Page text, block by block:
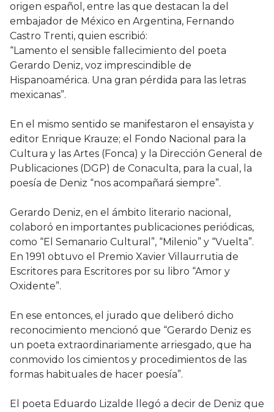
origen español, entre las que destacan la del
embajador de México en Argentina, Fernando
Castro Trenti, quien escribió:
“Lamento el sensible fallecimiento del poeta
Gerardo Deniz, voz imprescindible de
Hispanoamérica. Una gran pérdida para las letras
mexicanas”.
En el mismo sentido se manifestaron el ensayista y
editor Enrique Krauze; el Fondo Nacional para la
Cultura y las Artes (Fonca) y la Dirección General de
Publicaciones (DGP) de Conaculta, para la cual, la
poesía de Deniz “nos acompañará siempre”.
Gerardo Deniz, en el ámbito literario nacional,
colaboró en importantes publicaciones periódicas,
como “El Semanario Cultural”, “Milenio” y “Vuelta”.
En 1991 obtuvo el Premio Xavier Villaurrutia de
Escritores para Escritores por su libro “Amor y
Oxidente”.
En ese entonces, el jurado que deliberó dicho
reconocimiento mencionó que “Gerardo Deniz es
un poeta extraordinariamente arriesgado, que ha
conmovido los cimientos y procedimientos de las
formas habituales de hacer poesía”.
El poeta Eduardo Lizalde llegó a decir de Deniz que